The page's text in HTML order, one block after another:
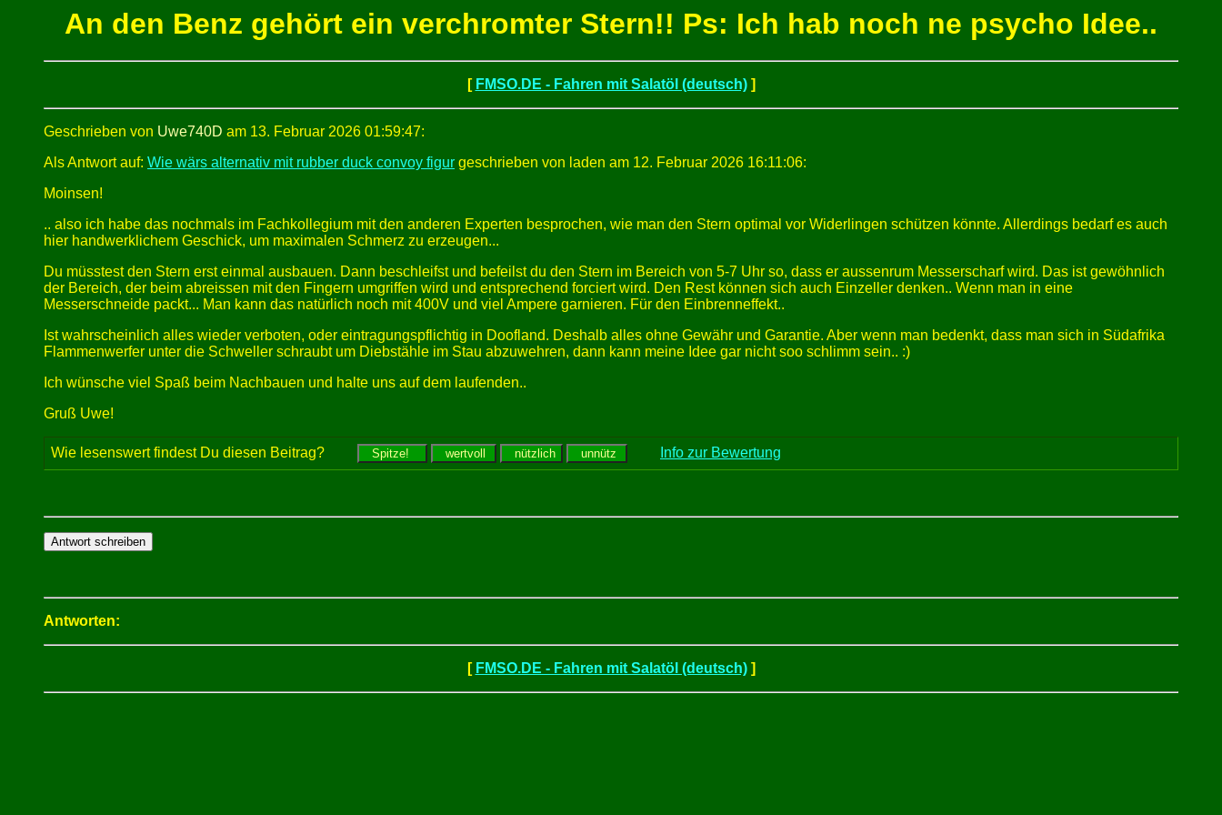
An den Benz gehört ein verchromter Stern!! Ps: Ich hab noch ne psycho Idee..
[ FMSO.DE - Fahren mit Salatöl (deutsch)]
Geschrieben von Uwe740D am 13. Februar 2026 01:59:47:
Als Antwort auf: Wie wärs alternativ mit rubber duck convoy figur geschrieben von laden am 12. Februar 2026 16:11:06:
Moinsen!
.. also ich habe das nochmals im Fachkollegium mit den anderen Experten besprochen, wie man den Stern optimal vor Widerlingen schützen könnte. Allerdings bedarf es auch
hier handwerklichem Geschick, um maximalen Schmerz zu erzeugen...
Du müsstest den Stern erst einmal ausbauen. Dann beschleifst und befeilst du den Stern im Bereich von 5-7 Uhr so, dass er aussenrum Messerscharf wird. Das ist gewöhnlich
der Bereich, der beim abreissen mit den Fingern umgriffen wird und entsprechend forciert wird. Den Rest können sich auch Einzeller denken.. Wenn man in eine
Messerschneide packt... Man kann das natürlich noch mit 400V und viel Ampere garnieren. Für den Einbrenneffekt..
Ist wahrscheinlich alles wieder verboten, oder eintragungspflichtig in Doofland. Deshalb alles ohne Gewähr und Garantie. Aber wenn man bedenkt, dass man sich in Südafrika
Flammenwerfer unter die Schweller schraubt um Diebstähle im Stau abzuwehren, dann kann meine Idee gar nicht soo schlimm sein.. :)
Ich wünsche viel Spaß beim Nachbauen und halte uns auf dem laufenden..
Gruß Uwe!
Wie lesenswert findest Du diesen Beitrag? Info zur Bewertung
Antworten:
[ FMSO.DE - Fahren mit Salatöl (deutsch)]